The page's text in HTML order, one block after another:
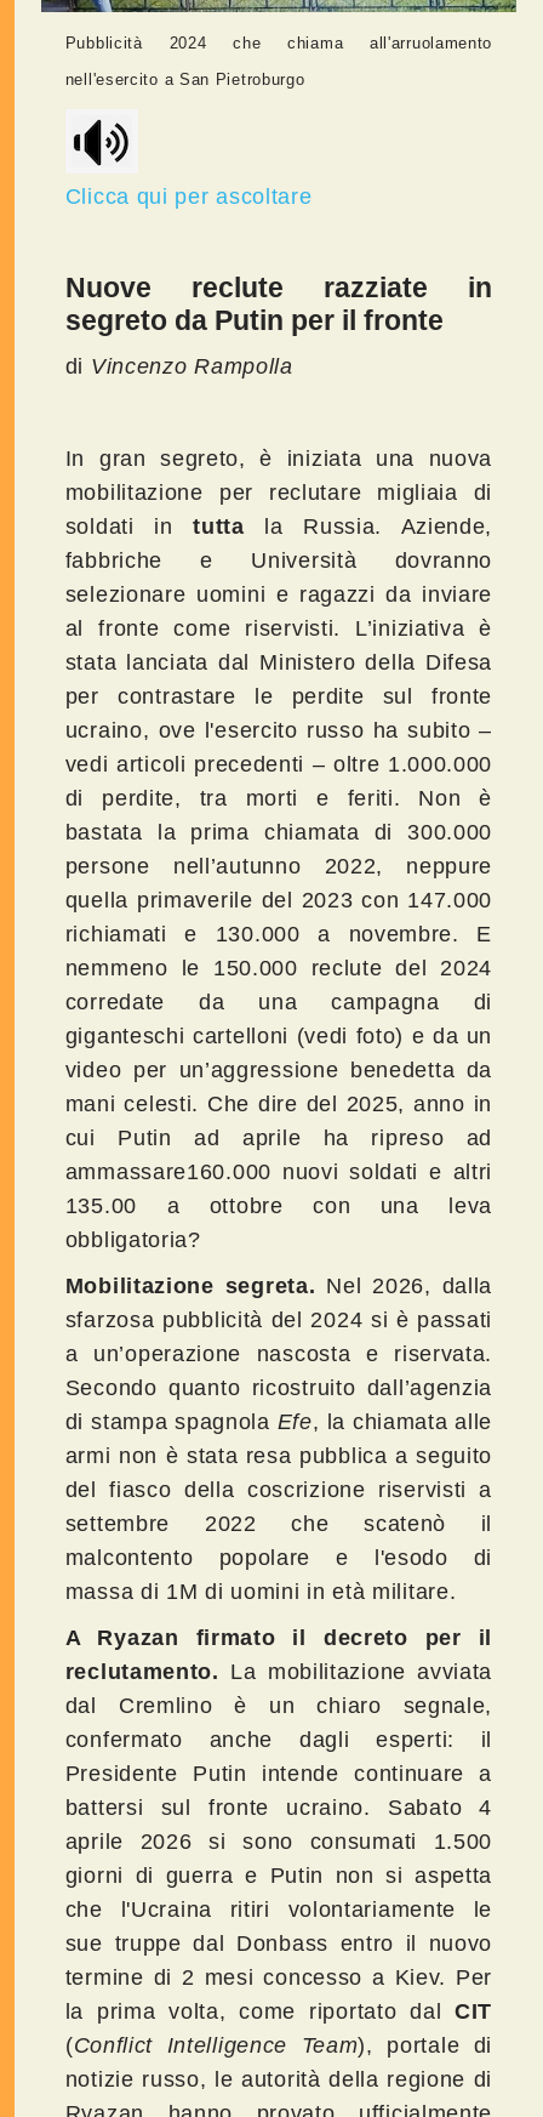
Pubblicità 2024 che chiama all'arruolamento
nell'esercito a San Pietroburgo
Clicca qui per ascoltare
Nuove reclute razziate in
segreto da Putin per il fronte
di Vincenzo Rampolla
In gran segreto, è iniziata una nuova
mobilitazione per reclutare migliaia di
soldati
intutta la Russia. Aziende,
fabbriche e Università dovranno
selezionare uomini e ragazzi da inviare
al fronte come riservisti. L’iniziativa è
stata lanciata dal Ministero della Difesa
percontrastare le perdite sul fronte
ucraino, ove l'esercito russo ha subito –
vedi articoli precedenti – oltre 1.000.000
di perdite, tra morti e feriti.
Non è
bastata la prima chiamata di 300.000
persone nell’autunno 2022, neppure
quella primaverile del 2023 con 147.000
richiamati e 130.000 a novembre. E
nemmeno le 150.000 reclute del 2024
corredate da una campagna di
giganteschi cartelloni (vedi foto) e da un
video per un’aggressione benedetta da
mani celesti. Che dire del 2025, anno in
cui Putin ad aprile ha ripreso ad
ammassare160.000 nuovi soldati e altri
135.00 a ottobre con una leva
obbligatoria?
Mobilitazione segreta. Nel 2026, dalla
sfarzosa pubblicità del 2024 si è passati
a un’operazione nascosta e riservata.
Secondo quanto ricostruito dall’agenzia
di stampa spagnola Efe, la chiamata alle
armi non è stata resa pubblica a seguito
del fiasco della coscrizione riservisti a
settembre 2022 che scatenò il
malcontento popolare e l'esodo di
massa di 1M di uomini in età militare.
A Ryazan firmato il decreto per il
reclutamento. La mobilitazione avviata
dal Cremlino è un chiaro segnale,
confermato anche dagli esperti: il
Presidente Putin intende continuare a
battersi sul fronte ucraino. Sabato 4
aprile 2026 si sono consumati 1.500
giorni di guerra e Putin non si aspetta
che l'Ucraina ritiri volontariamente le
sue truppe dal Donbass entro il nuovo
termine di 2 mesi concesso a Kiev. Per
la prima volta, come riportato dalCIT
(Conflict Intelligence Team), portale di
notizie russo, le autorità della regione di